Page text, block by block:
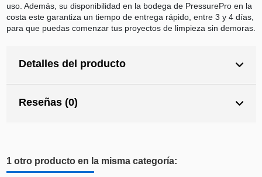
uso. Además, su disponibilidad en la bodega de PressurePro en la
costa este garantiza un tiempo de entrega rápido, entre 3 y 4 días,
para que puedas comenzar tus proyectos de limpieza sin demoras.
Detalles del producto
Reseñas (0)
1 otro producto en la misma categoría: